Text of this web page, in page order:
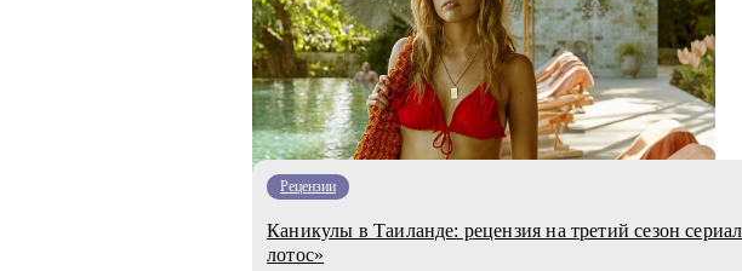
Рецензии
Каникулы в Таиланде: рецензия на третий сезон
лотос»